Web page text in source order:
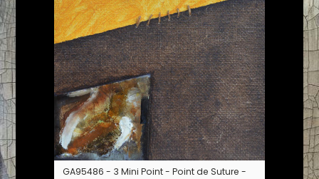
GA95486 - 3 Mini Point - Point de Suture -